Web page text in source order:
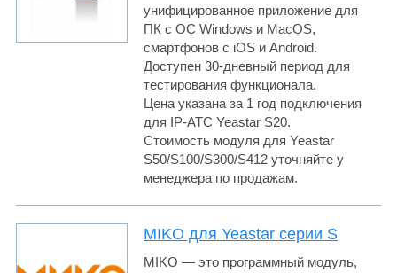
унифицированное приложение для
ПК с OC Windows и MacOS,
смартфонов с iOS и Android.
Доступен 30-дневный период для
тестирования функционала.
Цена указана за 1 год подключения
для IP-АТС Yeastar S20.
Стоимость модуля для Yeastar
S50/S100/S300/S412 уточняйте у
менеджера по продажам.
MIKO для Yeastar серии S
MIKO — это программный модуль,